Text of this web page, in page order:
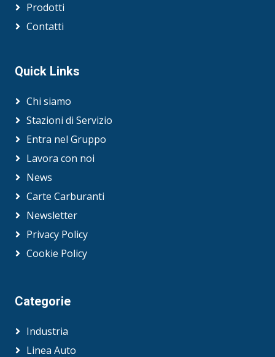
Prodotti
Contatti
Quick Links
Chi siamo
Stazioni di Servizio
Entra nel Gruppo
Lavora con noi
News
Carte Carburanti
Newsletter
Privacy Policy
Cookie Policy
Categorie
Industria
Linea Auto